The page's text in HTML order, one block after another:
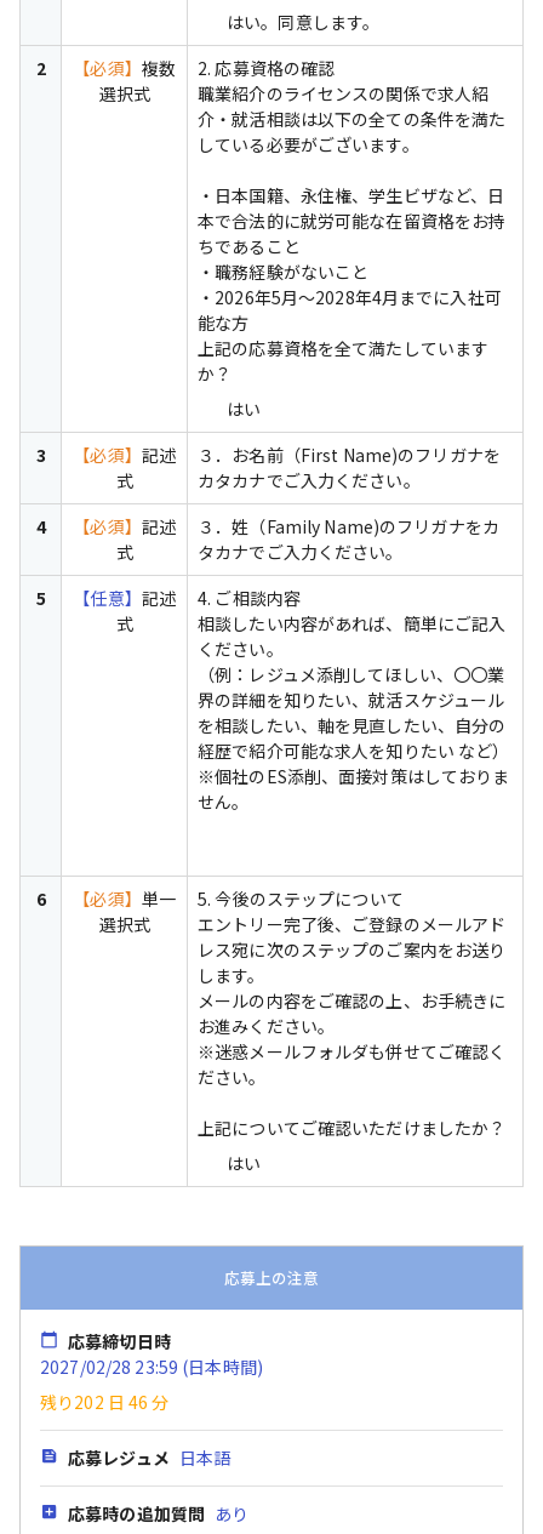
はい。同意します。
2
【必須】 複数
選択式
2. 応募資格の確認
職業紹介のライセンスの関係で求人紹
介・就活相談は以下の全ての条件を満た
している必要がございます。
・日本国籍、永住権、学生ビザなど、日
本で合法的に就労可能な在留資格をお持
ちであること
・職務経験がないこと
・2026年5月～2028年4月までに入社可
能な方
上記の応募資格を全て満たしています
か？
はい
3
【必須】 記述
式
３．お名前（First Name)のフリガナを
カタカナでご入力ください。
4
【必須】 記述
式
３．姓（Family Name)のフリガナをカ
タカナでご入力ください。
5
【任意】 記述
式
4. ご相談内容
相談したい内容があれば、簡単にご記入
ください。
（例：レジュメ添削してほしい、〇〇業
界の詳細を知りたい、就活スケジュール
を相談したい、軸を見直したい、自分の
経歴で紹介可能な求人を知りたい など）
※個社のES添削、面接対策はしておりま
せん。
6
【必須】 単一
選択式
5. 今後のステップについて
エントリー完了後、ご登録のメールアド
レス宛に次のステップのご案内をお送り
します。
メールの内容をご確認の上、お手続きに
お進みください。
※迷惑メールフォルダも併せてご確認く
ださい。
上記についてご確認いただけましたか？
はい
応募上の注意
応募締切日時
2027/02/28 23:59 (日本時間)
残り202 日46 分
応募レジュメ 日本語
応募時の追加質問 あり